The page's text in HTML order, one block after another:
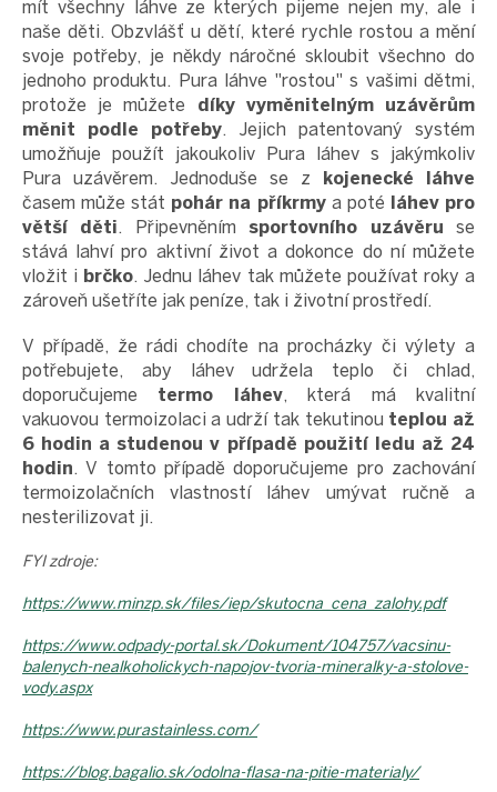
mít všechny láhve ze kterých pijeme nejen my, ale i
naše děti. Obzvlášť u dětí, které rychle rostou a mění
svoje potřeby, je někdy náročné skloubit všechno do
jednoho produktu. Pura láhve "rostou" s vašimi dětmi,
protože je můžete díky vyměnitelným uzávěrům
měnit podle potřeby. Jejich patentovaný systém
umožňuje použít jakoukoliv Pura láhev s jakýmkoliv
Pura uzávěrem. Jednoduše se z
kojenecké láhve
časem může stát pohár na příkrmya poté
láhev pro
větší děti. Připevněnímsportovního uzávěru se
stává lahví pro aktivní život a dokonce do ní můžete
vložit i brčko. Jednu láhev tak můžete používat roky a
zároveň ušetříte jak peníze, tak i životní prostředí.
V případě, že rádi chodíte na procházky či výlety a
potřebujete, aby láhev udržela teplo či chlad,
doporučujeme termo láhev, která má kvalitní
vakuovou termoizolaci a udrží tak tekutinou teplou až
6 hodin a studenou v případě použití ledu až 24
hodin. V tomto případě doporučujeme pro zachování
termoizolačních vlastností láhev umývat ručně a
nesterilizovat ji.
FYI zdroje:
https://www.minzp.sk/files/iep/skutocna_cena_zalohy.pdf
https://www.odpady-portal.sk/Dokument/104757/vacsinu-
balenych-nealkoholickych-napojov-tvoria-mineralky-a-stolove-
vody.aspx
https://www.purastainless.com/
https://blog.bagalio.sk/odolna-flasa-na-pitie-materialy/